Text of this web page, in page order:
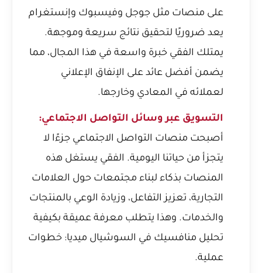
على منصات مثل جوجل وفيسبوك وإنستغرام
يعد ضروريًا لتحقيق نتائج سريعة وموجهة.
يمتلك الفقي خبرة واسعة في هذا المجال، مما
يضمن أفضل عائد على الإنفاق الإعلاني
لعملائه في المعادي وخارجها.
التسويق عبر وسائل التواصل الاجتماعي:
أصبحت منصات التواصل الاجتماعي جزءًا لا
يتجزأ من حياتنا اليومية. الفقي يستغل هذه
المنصات بذكاء لبناء مجتمعات حول العلامات
التجارية، تعزيز التفاعل، وزيادة الوعي بالمنتجات
والخدمات. وهذا يتطلب معرفة عميقة بكيفية
تحليل منافسيك في السوشيال ميديا: خطوات
عملية.